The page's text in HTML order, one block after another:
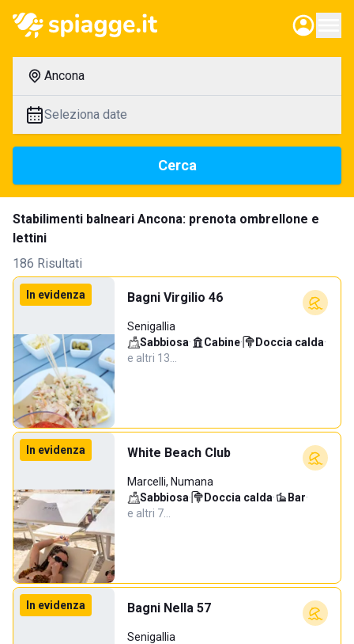
Ancona
Seleziona date
Cerca
Stabilimenti balneari Ancona: prenota ombrellone e
lettini
186 Risultati
In evidenza Bagni Virgilio 46
Senigallia
Sabbiosa· Cabine· Doccia calda·
e altri 13…
In evidenza White Beach Club
Marcelli, Numana
Sabbiosa· Doccia calda· Bar·
e altri 7…
In evidenza Bagni Nella 57
Senigallia